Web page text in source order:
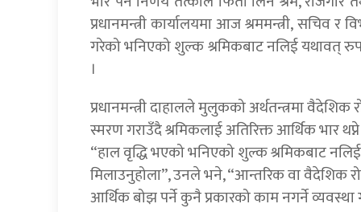
प्रधानमन्त्री कार्यालयमा आज श्रममन्त्री, सचिव
गरेको भनिएको शुल्क श्रमिकबाट नलिई यथावत्
।
प्रधानमन्त्री दाहालले मुलुकको अर्थतन्त्रमा
स्मरण गराउँदै श्रमिकलाई अतिरिक्त आर्थिक भार
“हाल वृद्धि भएको भनिएको शुल्क श्रमिकबाट
मिलाउनुहोला”, उनले भने, “आन्तरिक वा वैदेशिक
आर्थिक बोझ पर्ने कुनै प्रकारको काम नगर्ने व्यवस्था